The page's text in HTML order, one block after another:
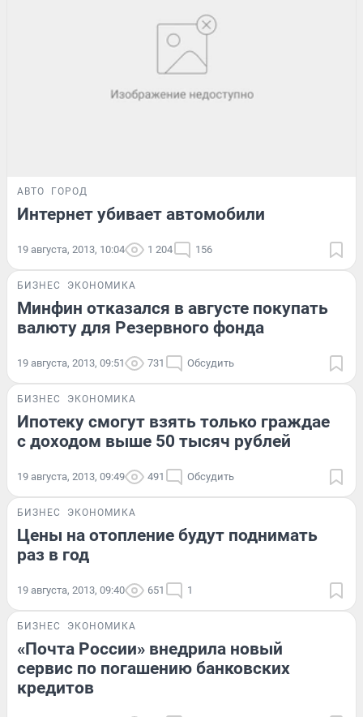
АВТО ГОРОД
Интернет убивает автомобили
19 августа, 2013, 10:04 1 204 156
БИЗНЕС ЭКОНОМИКА
Минфин отказался в августе покупать
валюту для Резервного фонда
19 августа, 2013, 09:51 731 Обсудить
БИЗНЕС ЭКОНОМИКА
Ипотеку смогут взять только граждае
с доходом выше 50 тысяч рублей
19 августа, 2013, 09:49 491 Обсудить
БИЗНЕС ЭКОНОМИКА
Цены на отопление будут поднимать
раз в год
19 августа, 2013, 09:40 651 1
БИЗНЕС ЭКОНОМИКА
«Почта России» внедрила новый
сервис по погашению банковских
кредитов